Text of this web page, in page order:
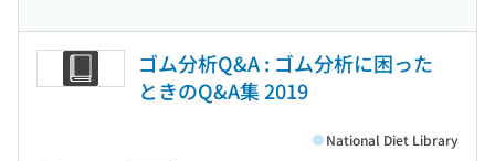
ゴム分析Q&A : ゴム分析に困った
ときのQ&A集 2019
National Diet Library